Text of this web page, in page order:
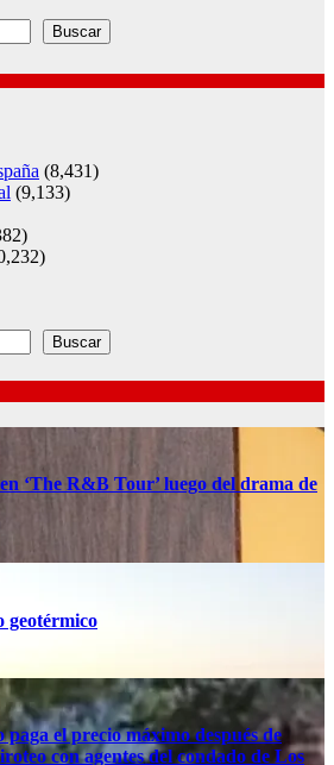
Buscar
(8,431)
(9,133)
Buscar
‘The R&B Tour’ luego del drama de
geotérmico
el precio máximo después de
con agentes del condado de Los